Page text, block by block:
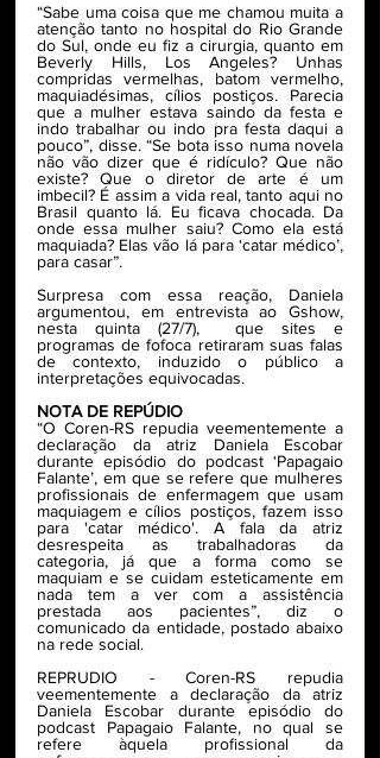
“Sabe uma coisa que me chamou muita a
atenção tanto no hospital do Rio Grande
do Sul, onde eu fiz a cirurgia, quanto em
Beverly Hills, Los Angeles? Unhas
compridas vermelhas, batom vermelho,
maquiadésimas, cílios postiços. Parecia
que a mulher estava saindo da festa e
indo trabalhar ou indo pra festa daqui a
pouco”, disse. “Se bota isso numa novela
não vão dizer que é ridículo? Que não
existe? Que o diretor de arte é um
imbecil? É assim a vida real, tanto aqui no
Brasil quanto lá. Eu ficava chocada. Da
onde essa mulher saiu? Como ela está
maquiada? Elas vão lá para ‘catar médico’,
para casar”.
Surpresa com essa reação, Daniela
argumentou, em entrevista ao Gshow,
nesta quinta (27/7),  que sites e
programas de fofoca retiraram suas falas
de contexto, induzido o público a
interpretações equivocadas.
NOTA DE REPÚDIO
“O Coren-RS repudia veementemente a
declaração da atriz Daniela Escobar
durante episódio do podcast ‘Papagaio
Falante’, em que se refere que mulheres
profissionais de enfermagem que usam
maquiagem e cílios postiços, fazem isso
para 'catar médico'. A fala da atriz
desrespeita as trabalhadoras da
categoria, já que a forma como se
maquiam e se cuidam esteticamente em
nada tem a ver com a assistência
prestada aos pacientes”, diz o
comunicado da entidade, postado abaixo
na rede social.
REPRUDIO - Coren-RS repudia
veementemente a declaração da atriz
Daniela Escobar durante episódio do
podcast Papagaio Falante, no qual se
refere àquela profissional da